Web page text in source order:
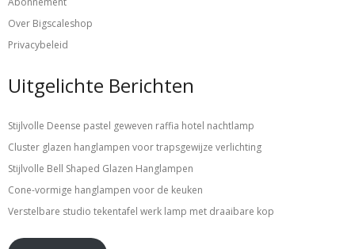
Over Bigscaleshop
Privacybeleid
Uitgelichte Berichten
Stijlvolle Deense pastel geweven raffia hotel nachtlamp
Cluster glazen hanglampen voor trapsgewijze verlichting
Stijlvolle Bell Shaped Glazen Hanglampen
Cone-vormige hanglampen voor de keuken
Verstelbare studio tekentafel werk lamp met draaibare kop